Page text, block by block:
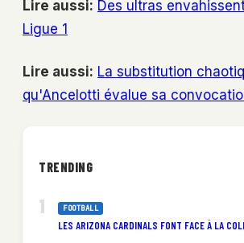
Lire aussi: Des ultras
Ligue 1
Lire aussi: La substitution
qu'Ancelotti évalue sa
TRENDING
FOOTBALL
LES ARIZONA CARDINALS FONT FACE À LA